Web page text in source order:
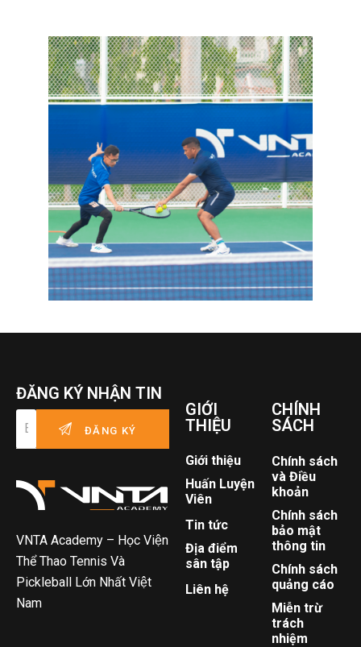
ĐĂNG KÝ NHẬN TIN
VNTA Academy – Học Viện
Thể Thao Tennis Và
Pickleball Lớn Nhất Việt
Nam
GIỚI
THIỆU
Giới thiệu
Huấn Luyện
Viên
Tin tức
Địa điểm
sân tập
Liên hệ
CHÍNH
SÁCH
Chính sách
và Điều
khoản
Chính sách
bảo mật
thông tin
Chính sách
quảng cáo
Miễn trừ
trách
nhiệm